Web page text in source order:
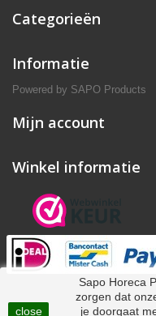
Categorieën
Informatie
Powered by SAPO Products
Mijn account
Winkel informatie
close
Sapo Horeca
zorgen dat
je doorgaat